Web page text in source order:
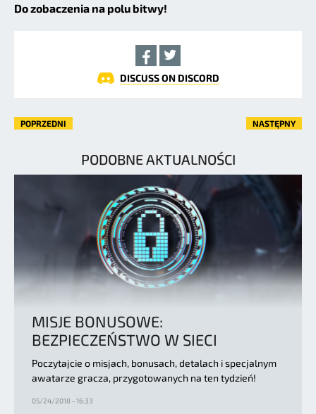
Do zobaczenia na polu bitwy!
DISCUSS ON DISCORD
POPRZEDNI NASTĘPNY
PODOBNE AKTUALNOŚCI
MISJE BONUSOWE:
BEZPIECZEŃSTWO W SIECI
Poczytajcie o misjach, bonusach, detalach i specjalnym
awatarze gracza, przygotowanych na ten tydzień!
05/24/2018 - 16:33